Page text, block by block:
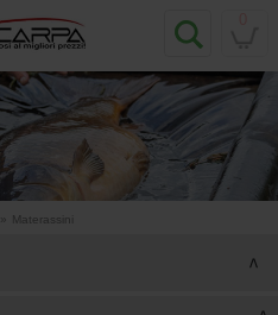
Materassini
>